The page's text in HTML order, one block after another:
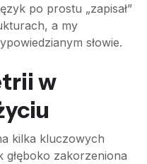
po prostu „zapisał”
a my
słowie.
w
kilka kluczowych
zakorzeniona